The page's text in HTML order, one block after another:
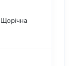
Щорічна